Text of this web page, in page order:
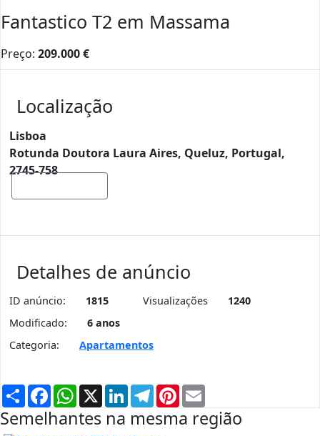
Fantastico T2 em Massama
Preço: 209.000€
Localização
Lisboa
Rotunda Doutora Laura Aires, Queluz, Portugal,
2745-758
Detalhes de anúncio
ID anúncio: 1815 Visualizações
1240
Modificado:
6 anos
Categoria:
Apartamentos
PartilharFacebookWhatsApp
X LinkedInTelegram
Pinterest
Semelhantes na mesma região